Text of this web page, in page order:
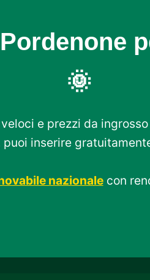
🌞
e prezzi da
puoi inserire
nazionalecon